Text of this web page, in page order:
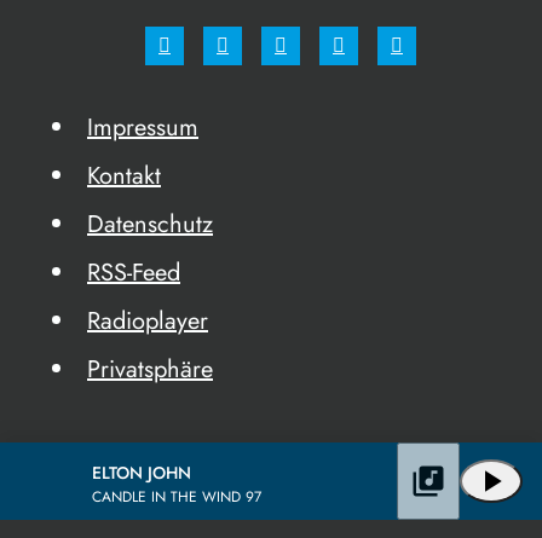
Impressum
Kontakt
Datenschutz
RSS-Feed
Radioplayer
Privatsphäre
ELTON JOHN
CANDLE IN THE WIND 97 play_arrow
library_music